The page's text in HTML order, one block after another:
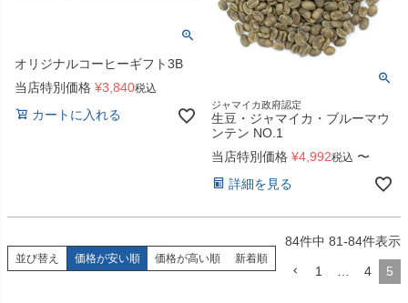
オリジナルコーヒーギフト3B
当店特別価格 ¥3,840税込
カートに入れる
ジャマイカ政府認定
生豆・ジャマイカ・ブルーマウ
ンテン NO.1
当店特別価格 ¥4,992税込 〜
詳細を見る
並び替え 価格が安い順 価格が高い順 新着順
84件中 81-84件表示
1 4 5